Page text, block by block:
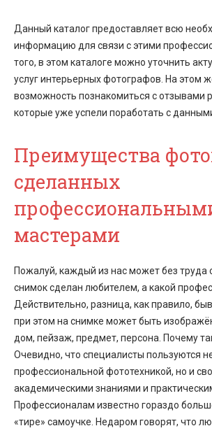
Данный каталог предоставляет всю
информацию для связи с этими
того, в этом каталоге можно уточнить
услуг интерьерных фотографов. На этом
возможность познакомиться с отзывами
которые уже успели поработать с
Преимущества
сделанных
мастерами
Пожалуй, каждый из нас может без труда
снимок сделан любителем, а какой
Действительно, разница, как правило,
при этом на снимке может быть
дом, пейзаж, предмет, персона. Почему
Очевидно, что специалисты пользуются
профессиональной фототехникой, но и
академическими знаниями и
Профессионалам известно гораздо
«тире» самоучке. Недаром говорят, что